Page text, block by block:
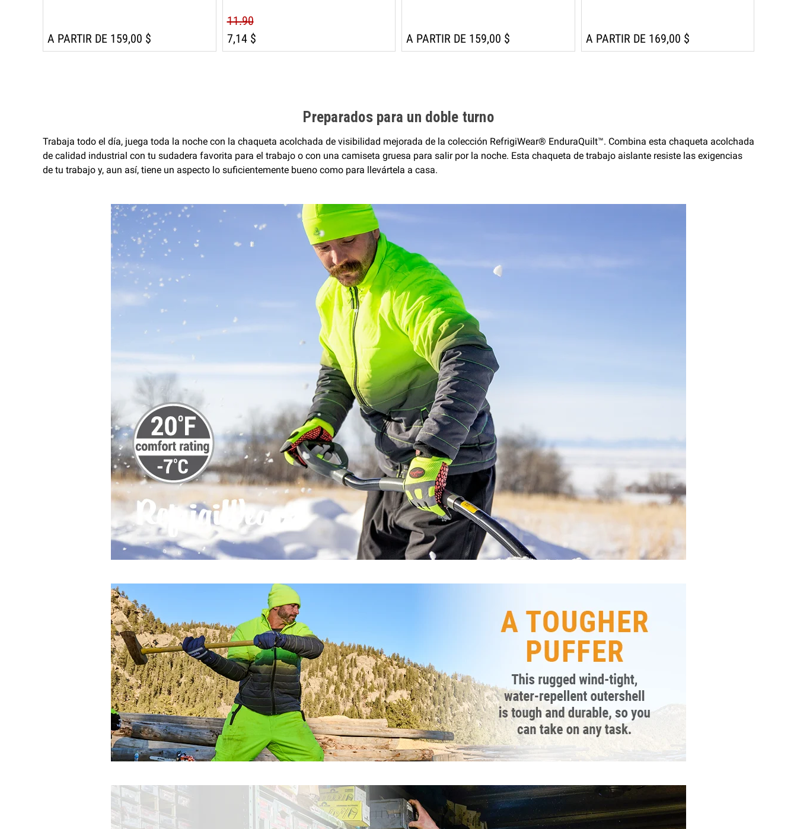
A PARTIR DE 159,00 $
11.90
7,14 $
A PARTIR DE 159,00 $ A PARTIR DE 169,00 $
Preparados para un doble turno
Trabaja todo el día, juega toda la noche con la chaqueta acolchada de visibilidad mejorada de la colección RefrigiWear® EnduraQuilt™. Combina esta chaqueta acolchada
de calidad industrial con tu sudadera favorita para el trabajo o con una camiseta gruesa para salir por la noche. Esta chaqueta de trabajo aislante resiste las exigencias
de tu trabajo y, aun así, tiene un aspecto lo suficientemente bueno como para llevártela a casa.